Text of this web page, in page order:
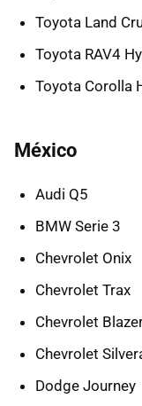
Toyota Land
Toyota RAV4
Toyota Corolla
México
Audi Q5
BMW Serie 3
Chevrolet Onix
Chevrolet Trax
Chevrolet
Chevrolet
Dodge Journey